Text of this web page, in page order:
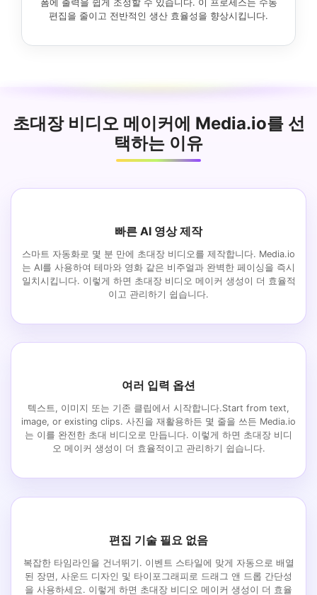
폼에 출력을 쉽게 조정할 수 있습니다. 이 프로세스는 수동
편집을 줄이고 전반적인 생산 효율성을 향상시킵니다.
초대장 비디오 메이커에 Media.io를 선
택하는 이유
빠른 AI 영상 제작
스마트 자동화로 몇 분 만에 초대장 비디오를 제작합니다. Media.io
는 AI를 사용하여 테마와 영화 같은 비주얼과 완벽한 페이싱을 즉시
일치시킵니다. 이렇게 하면 초대장 비디오 메이커 생성이 더 효율적
이고 관리하기 쉽습니다.
여러 입력 옵션
텍스트, 이미지 또는 기존 클립에서 시작합니다.Start from text,
image, or existing clips. 사진을 재활용하든 몇 줄을 쓰든 Media.io
는 이를 완전한 초대 비디오로 만듭니다. 이렇게 하면 초대장 비디
오 메이커 생성이 더 효율적이고 관리하기 쉽습니다.
편집 기술 필요 없음
복잡한 타임라인을 건너뛰기. 이벤트 스타일에 맞게 자동으로 배열
된 장면, 사운드 디자인 및 타이포그래피로 드래그 앤 드롭 간단성
을 사용하세요. 이렇게 하면 초대장 비디오 메이커 생성이 더 효율